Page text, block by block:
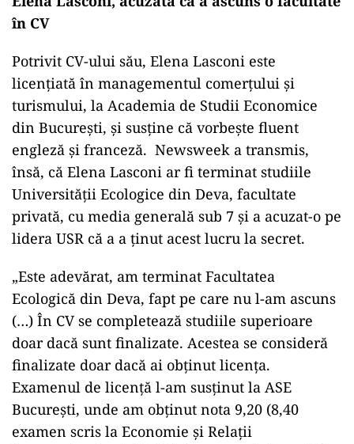
în CV
Potrivit CV-ului său, Elena Lasconi este
licențiată în managementul comerțului și
turismului, la Academia de Studii Economice
din București, și susține că vorbește fluent
engleză și franceză. Newsweek a transmis,
însă, că Elena Lasconi ar fi terminat studiile
Universității Ecologice din Deva, facultate
privată, cu media generală sub 7 și a acuzat-o pe
lidera USR că a a ținut acest lucru la secret.
„Este adevărat, am terminat Facultatea
Ecologică din Deva, fapt pe care nu l-am ascuns
(…) În CV se completează studiile superioare
doar dacă sunt finalizate. Acestea se consideră
finalizate doar dacă ai obținut licența.
Examenul de licență l-am susținut la ASE
București, unde am obținut nota 9,20 (8,40
examen scris la Economie și Relații